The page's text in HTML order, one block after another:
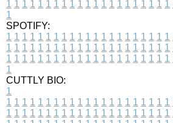
1 1 1 1 1 1 1 1 1 1 1 1 1 1 1 1 1 1 1 1 1
1
SPOTIFY:
1 1 1 1 1 1 1 1 1 1 1 1 1 1 1 1 1 1 1 1 1
1 1 1 1 1 1 1 1 1 1 1 1 1 1 1 1 1 1 1 1 1
1 1 1 1 1 1 1 1 1 1 1 1 1 1 1 1 1 1 1 1 1
1
CUTTLY BIO:
1
1 1 1 1 1 1 1 1 1 1 1 1 1 1 1 1 1 1 1 1 1
1 1 1 1 1 1 1 1 1 1 1 1 1 1 1 1 1 1 1 1 1